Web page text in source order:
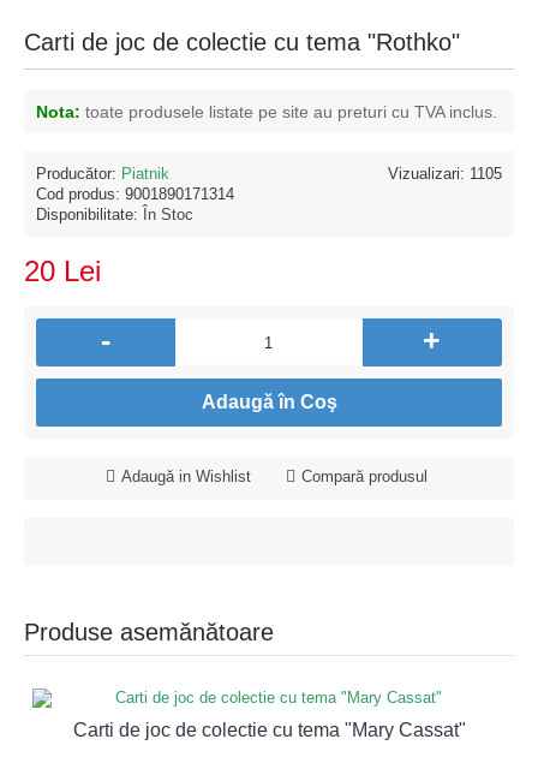
Carti de joc de colectie cu tema "Rothko"
Nota: toate produsele listate pe site au preturi cu TVA inclus.
Vizualizari: 1105
Producător: Piatnik
Cod produs: 9001890171314
Disponibilitate:
În Stoc
20 Lei
- +
Adaugă în Coş
Adaugă in Wishlist Compară produsul
Produse asemănătoare
Carti de joc de colectie cu tema "Mary Cassat"